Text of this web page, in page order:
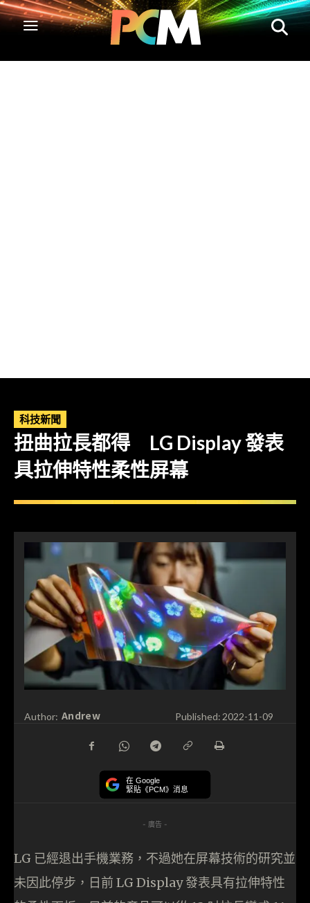
科技新聞
扭曲拉長都得 LG Display 發表
具拉伸特性柔性屏幕
Author: Andrew Published: 2022-11-09
在 Google
緊貼《PCM》消息
- 廣告 -
LG 已經退出手機業務，不過她在屏幕技術的研究並
未因此停步，日前 LG Display 發表具有拉伸特性